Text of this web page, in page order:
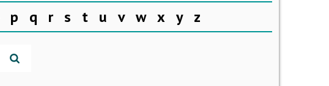
p q r s t u v w x y z